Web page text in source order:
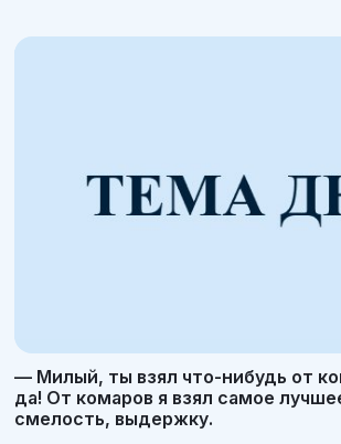
— Милый, ты взял что-нибудь от
да! От комаров я взял самое
смелость, выдержку.